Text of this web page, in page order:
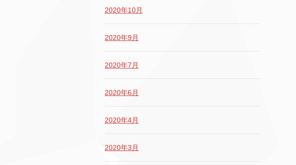
2020年10月
2020年9月
2020年7月
2020年6月
2020年4月
2020年3月